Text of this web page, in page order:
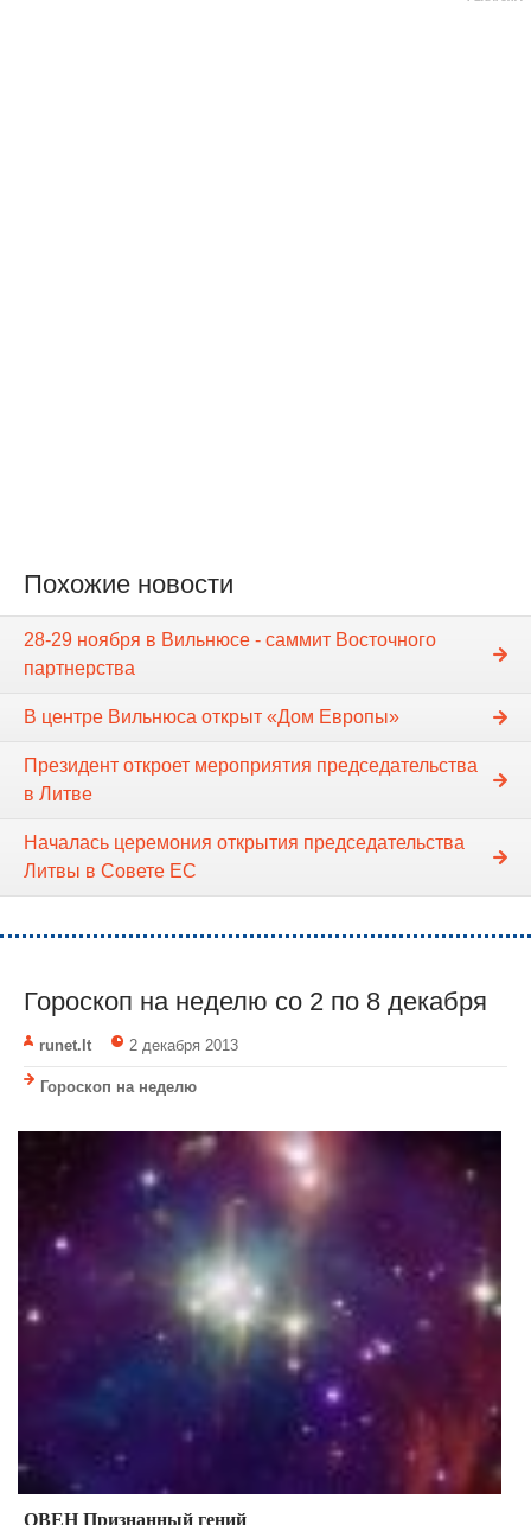
Похожие новости
28-29 ноября в Вильнюсе - саммит Восточного
партнерства
В центре Вильнюса открыт «Дом Европы»
Президент откроет мероприятия председательства
в Литве
Началась церемония открытия председательства
Литвы в Совете ЕС
Гороскоп на неделю cо 2 по 8 декабря
runet.lt 2 декабря 2013
Гороскоп на неделю
ОВЕН Признанный гений